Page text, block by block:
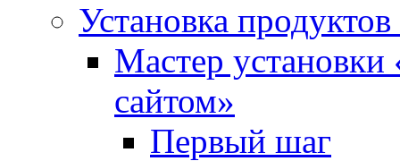
Установка
Мастер
сайтом»
Первый шаг